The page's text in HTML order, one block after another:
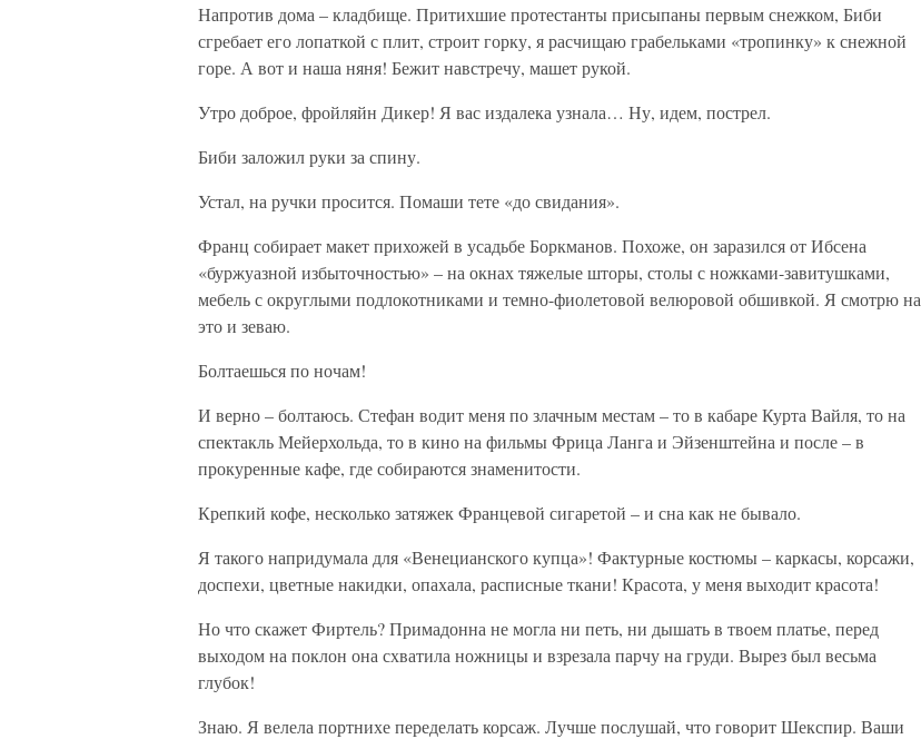
Напротив дома – кладбище. Притихшие протестанты присыпаны первым снежком, Биби
сгребает его лопаткой с плит, строит горку, я расчищаю грабельками «тропинку» к снежной
горе. А вот и наша няня! Бежит навстречу, машет рукой.
Утро доброе, фройляйн Дикер! Я вас издалека узнала… Ну, идем, пострел.
Биби заложил руки за спину.
Устал, на ручки просится. Помаши тете «до свидания».
Франц собирает макет прихожей в усадьбе Боркманов. Похоже, он заразился от Ибсена
«буржуазной избыточностью» – на окнах тяжелые шторы, столы с ножками-завитушками,
мебель с округлыми подлокотниками и темно-фиолетовой велюровой обшивкой. Я смотрю на
это и зеваю.
Болтаешься по ночам!
И верно – болтаюсь. Стефан водит меня по злачным местам – то в кабаре Курта Вайля, то на
спектакль Мейерхольда, то в кино на фильмы Фрица Ланга и Эйзенштейна и после – в
прокуренные кафе, где собираются знаменитости.
Крепкий кофе, несколько затяжек Францевой сигаретой – и сна как не бывало.
Я такого напридумала для «Венецианского купца»! Фактурные костюмы – каркасы, корсажи,
доспехи, цветные накидки, опахала, расписные ткани! Красота, у меня выходит красота!
Но что скажет Фиртель? Примадонна не могла ни петь, ни дышать в твоем платье, перед
выходом на поклон она схватила ножницы и взрезала парчу на груди. Вырез был весьма
глубок!
Знаю. Я велела портнихе переделать корсаж. Лучше послушай, что говорит Шекспир. Ваши